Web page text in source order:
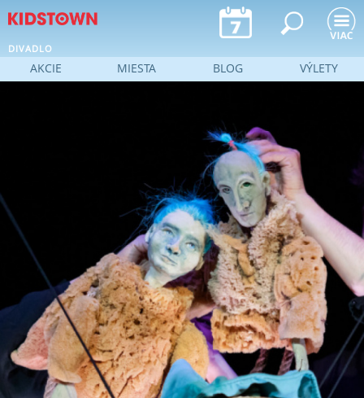
Jump to navigation
DIVADLO
AKCIE MIESTA BLOG VÝLETY